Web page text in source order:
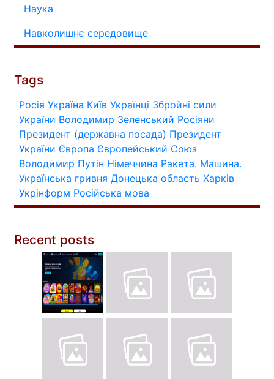
Наука
Навколишнє середовище
Tags
Росія Україна Київ Українці Збройні сили
України Володимир Зеленський Росіяни
Президент (державна посада) Президент
України Європа Європейський Союз
Володимир Путін Німеччина Ракета. Машина.
Українська гривня Донецька область Харків
Укрінформ Російська мова
Recent posts